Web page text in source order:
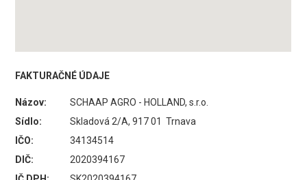
FAKTURAČNÉ ÚDAJE
Názov:
SCHAAP AGRO - HOLLAND, s.r.o.
Sídlo:
Skladová 2/A, 917 01 Trnava
IČO:
34134514
DIČ:
2020394167